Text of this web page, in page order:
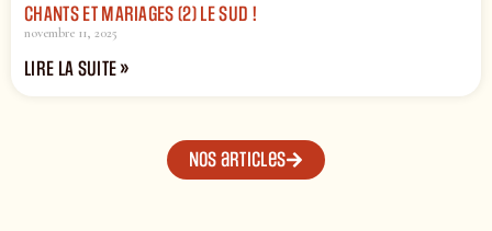
CHANTS ET MARIAGES (2) LE SUD !
novembre 11, 2025
LIRE LA SUITE »
Nos articles